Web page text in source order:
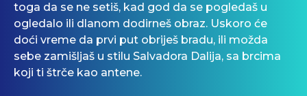
toga da se ne setiš, kad god da se pogledaš u
ogledalo ili dlanom dodirneš obraz. Uskoro će
doći vreme da prvi put obriješ bradu, ili možda
sebe zamišljaš u stilu Salvadora Dalija, sa brcima
koji ti štrče kao antene.